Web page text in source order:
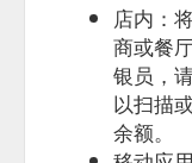
店内：
商或餐
银员，
以扫描
余额。